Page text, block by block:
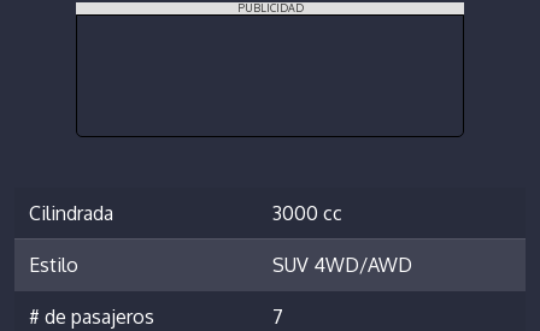
PUBLICIDAD
Cilindrada 3000 cc
Estilo SUV 4WD/AWD
# de pasajeros 7